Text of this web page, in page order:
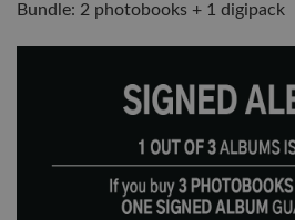
Bundle: 2 photobooks + 1 digipack